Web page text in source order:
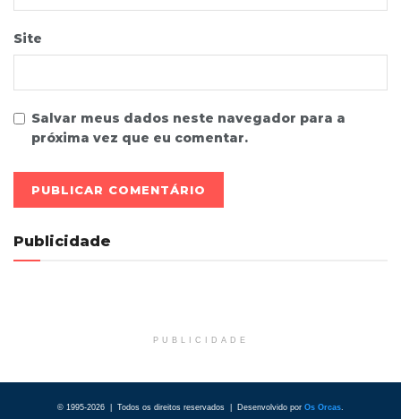
Site
Salvar meus dados neste navegador para a
próxima vez que eu comentar.
Publicidade
PUBLICIDADE
© 1995-2026 | Todos os direitos reservados | Desenvolvido por Os Orcas